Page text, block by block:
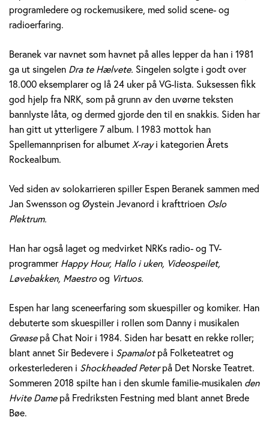
e
n
B
e
r
a
n
e
k
H
o
l
m
programledere og rockemusikere, med solid scene- og
radioerfaring.
Beranek var navnet som havnet på alles lepper da han i 1981
ga ut singelen Dra te Hælvete. Singelen solgte i godt over
18.000 eksemplarer og lå 24 uker på VG-lista. Suksessen fikk
god hjelp fra NRK, som på grunn av den uvørne teksten
bannlyste låta, og dermed gjorde den til en snakkis. Siden har
han gitt ut ytterligere 7 album. I 1983 mottok han
Spellemannprisen for albumetX-rayi kategorien Årets
Rockealbum.
Ved siden av solokarrieren spiller Espen Beranek sammen med
Jan Swensson og Øystein Jevanord i krafttrioen Oslo
Plektrum.
Han har også laget og medvirket NRKs radio- og TV-
programmerHappy Hour, Hallo i uken, Videospeilet,
Løvebakken, Maestroog Virtuos.
Espen har lang sceneerfaring som skuespiller og komiker. Han
debuterte som skuespiller i rollen som Danny i musikalen
Greasepå Chat Noir i 1984. Siden har besatt en rekke roller;
blant annet Sir Bedevere i Spamalotpå Folketeatret og
orkesterlederen i Shockheaded Peterpå Det Norske Teatret.
Sommeren 2018 spilte han i den skumle familie-musikalen den
Hvite Damepå Fredriksten Festning med blant annet Brede
Bøe.